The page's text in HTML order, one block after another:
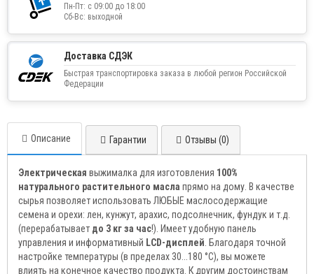
Пн-Пт: с 09:00 до 18:00
Сб-Вс: выходной
Доставка СДЭК
Быстрая транспортировка заказа в любой регион Российской
Федерации
Описание Гарантии Отзывы (0)
Электрическая выжималка для изготовления 100%
натурального растительного масла прямо на дому. В качестве
сырья позволяет использовать ЛЮБЫЕ маслосодержащие
семена и орехи: лен, кунжут, арахис, подсолнечник, фундук и т.д.
(перерабатывает до 3 кг за час!). Имеет удобную панель
управления и информативный LCD-дисплей . Благодаря точной
настройке температуры (в пределах 30...180 °С), вы можете
влиять на конечное качество продукта. К другим достоинствам